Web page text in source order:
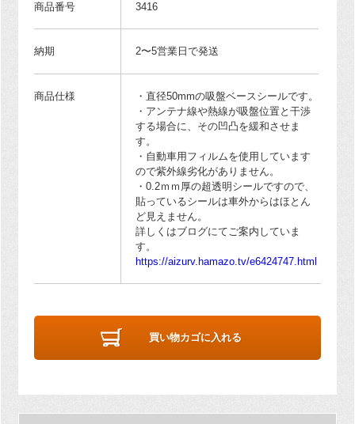
商品番号 3416
納期 2〜5営業日で発送
商品仕様
・直径50mmの吸盤ベースシールです。
・アンテナ線や熱線が吸盤位置と干渉
する場合に、その凹凸を緩和させま
す。
・自動車用フィルムを使用しています
ので紫外線劣化がありません。
・0.2ｍｍ厚の超透明シールですので、
貼っているシールは車外からはほとん
ど見えません。
詳しくはブログにてご案内していま
す。
https://aizurv.hamazo.tv/e6424747.html
買い物カゴに入れる